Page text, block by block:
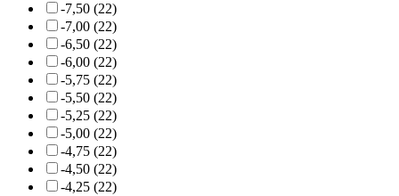
-7,50 (22)
-7,00 (22)
-6,50 (22)
-6,00 (22)
-5,75 (22)
-5,50 (22)
-5,25 (22)
-5,00 (22)
-4,75 (22)
-4,50 (22)
-4,25 (22)